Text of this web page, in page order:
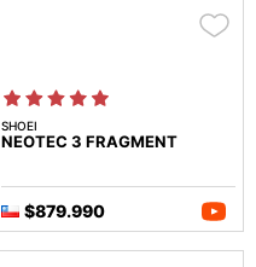
SHOEI
NEOTEC 3 FRAGMENT
$879.990